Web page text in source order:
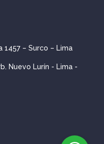
1457 – Surco – Lima
Nuevo Lurín - Lima -